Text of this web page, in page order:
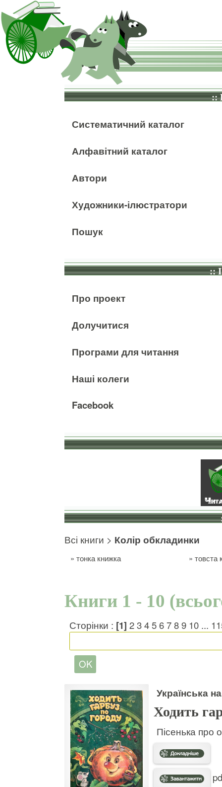
::
Систематичний каталог
Алфавітний каталог
Автори
Художники-ілюстратори
Пошук
::
Про проект
Долучитися
Програми для читання
Наші колеги
Facebook
Всі книги > Колір обкладинки
»тонка книжка »товста
Книги 1 - 10
Сторінки : [1] 23456789 10 ...
Українська
Ходить
Пісенька про